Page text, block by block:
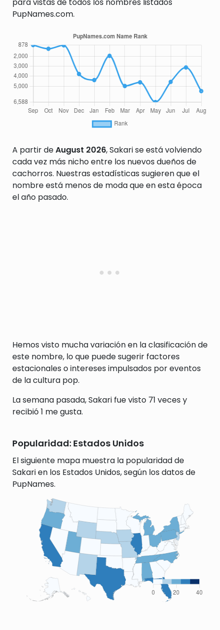
PupNames.com.
A partir deAugust 2026, Sakari se está volviendo
cada vez más nicho entre los nuevos dueños de
cachorros. Nuestras estadísticas sugieren que el
nombre está menos de moda que en esta época
el año pasado.
Hemos visto mucha variación en la clasificación de
este nombre, lo que puede sugerir factores
estacionales o intereses impulsados por eventos
de la cultura pop.
La semana pasada, Sakari fue visto 71 veces y
recibió 1 me gusta.
Popularidad: Estados Unidos
El siguiente mapa muestra la popularidad de
Sakari en los Estados Unidos, según los datos de
PupNames.